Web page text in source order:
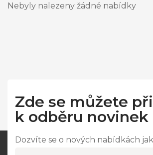
Nebyly nalezeny žádné nabídky
Zde se můžete
k odběru novinek
Dozvíte se o nových nabídkách